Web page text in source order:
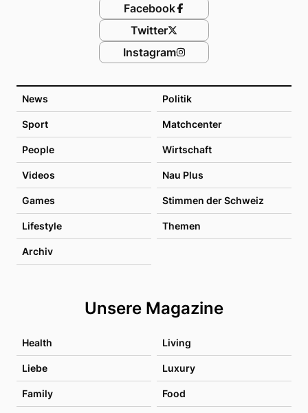
News Politik
Sport Matchcenter
People Wirtschaft
Videos Nau Plus
Games Stimmen der Schweiz
Lifestyle Themen
Archiv
Unsere Magazine
Health Living
Liebe Luxury
Family Food
Facebook
Twitter
Instagram